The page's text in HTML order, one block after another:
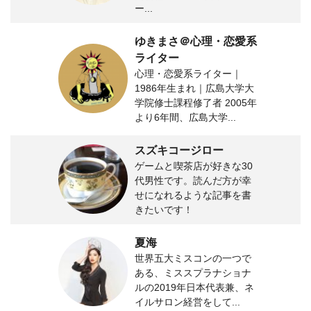
ー...
ゆきまさ＠心理・恋愛系
ライター
心理・恋愛系ライター｜
1986年生まれ｜広島大学大
学院修士課程修了者 2005年
より6年間、広島大学...
スズキコージロー
ゲームと喫茶店が好きな30
代男性です。読んだ方が幸
せになれるような記事を書
きたいです！
夏海
世界五大ミスコンの一つで
ある、ミススプラナショナ
ルの2019年日本代表兼、ネ
イルサロン経営をして...